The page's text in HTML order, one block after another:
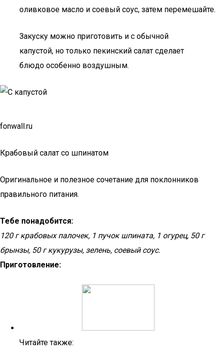
оливковое масло и соевый соус, затем перемешайте.
Закуску можно приготовить и с обычной
капустой, но только пекинский салат сделает
блюдо особенно воздушным.
fonwall.ru
Крабовый салат со шпинатом
Оригинальное и полезное сочетание для поклонников
правильного питания.
Тебе понадобится:
120 г крабовых палочек, 1 пучок шпината, 1 огурец, 50 г
брынзы, 50 г кукурузы, зелень, соевый соус.
Приготовление:
Читайте также: